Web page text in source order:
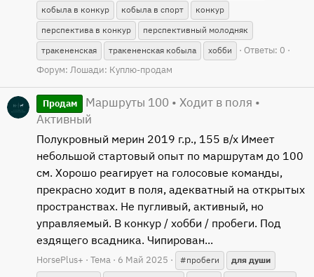
кобыла в конкур
кобыла в спорт
конкур
перспектива в конкур
перспективный молодняк
тракененская
тракененская кобыла хобби
Ответы: 0
Форум: Лошади: Куплю-продам
Продам
Маршруты 100 • Ходит в поля •
Активный
Полукровный мерин 2019 г.р., 155 в/х Имеет
небольшой стартовый опыт по маршрутам до 100
см. Хорошо реагирует на голосовые команды,
прекрасно ходит в поля, адекватный на открытых
пространствах. Не пугливый, активный, но
управляемый. В конкур / хобби / пробеги. Под
ездящего всадника. Чипирован...
HorsePlus+ Тема 6 Май 2025 #пробеги для души